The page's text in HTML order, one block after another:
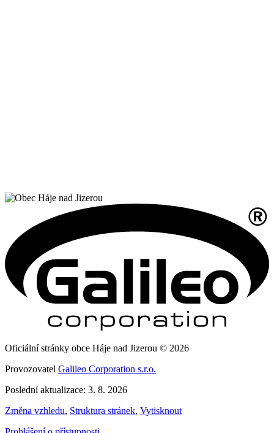
Oficiální stránky obce Háje nad Jizerou © 2026
Provozovatel Galileo Corporation s.r.o.
Poslední aktualizace: 3. 8. 2026
Změna vzhledu, Struktura stránek, Vytisknout